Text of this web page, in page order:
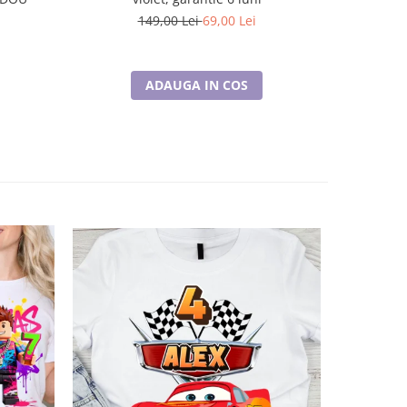
149,00 Lei69,00 Lei
ADAUGA IN COS